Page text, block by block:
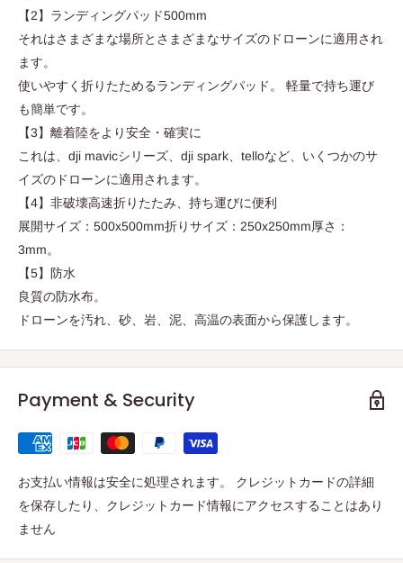
【2】ランディングパッド500mm
それはさまざまな場所とさまざまなサイズのドローンに適用され
ます。
使いやすく折りたためるランディングパッド。 軽量で持ち運び
も簡単です。
【3】離着陸をより安全・確実に
これは、dji mavicシリーズ、dji spark、telloなど、いくつかのサ
イズのドローンに適用されます。
【4】非破壊高速折りたたみ、持ち運びに便利
展開サイズ：500x500mm折りサイズ：250x250mm厚さ：
3mm。
【5】防水
良質の防水布。
ドローンを汚れ、砂、岩、泥、高温の表面から保護します。
Payment & Security
お支払い情報は安全に処理されます。 クレジットカードの詳細
を保存したり、クレジットカード情報にアクセスすることはあり
ません